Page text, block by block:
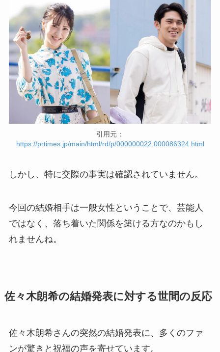
引用元：
https://prtimes.jp/main/html/rd/p/000000022.000086324.html
しかし、特に交際の事実は確認されていません。
今回の結婚相手は一般女性ということで、芸能人
ではなく、落ち着いた関係を築ける方なのかもし
れませんね。
佐々木朗希の結婚発表に対する世間の反応
佐々木朗希さんの突然の結婚発表に、多くのファ
ンが驚きと祝福の声を寄せています。